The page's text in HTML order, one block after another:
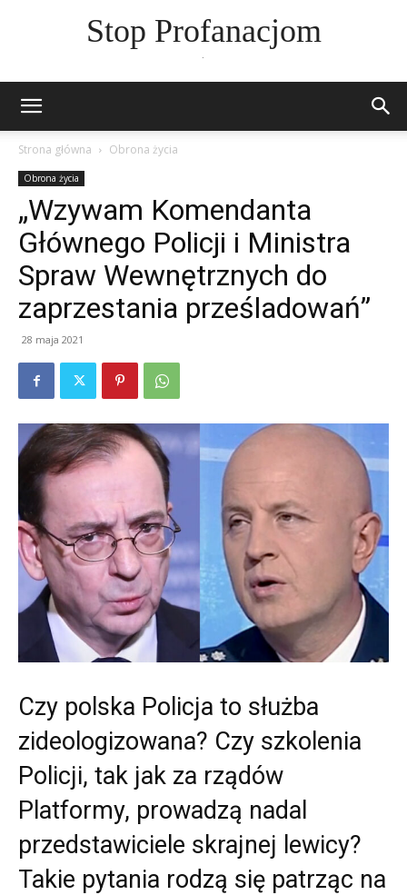
Stop Profanacjom
Strona główna Obrona życia
Obrona życia
„Wzywam Komendanta
Głównego Policji i Ministra
Spraw Wewnętrznych do
zaprzestania prześladowań”
28 maja 2021
Czy polska Policja to służba
zideologizowana? Czy szkolenia
Policji, tak jak za rządów
Platformy, prowadzą nadal
przedstawiciele skrajnej lewicy?
Takie pytania rodzą się patrząc na